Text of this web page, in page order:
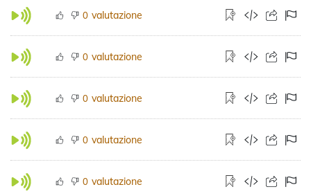
0 valutazione
0 valutazione
0 valutazione
0 valutazione
0 valutazione